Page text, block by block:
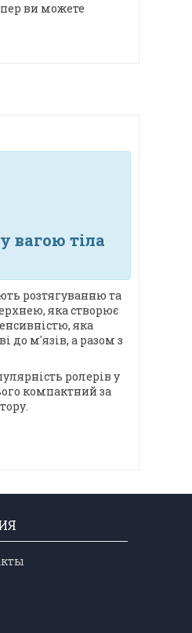
ви можете
вагою тіла
розтягуванню та
яка створює
яка
до м'язів, а разом з
ролерів у
компактний за